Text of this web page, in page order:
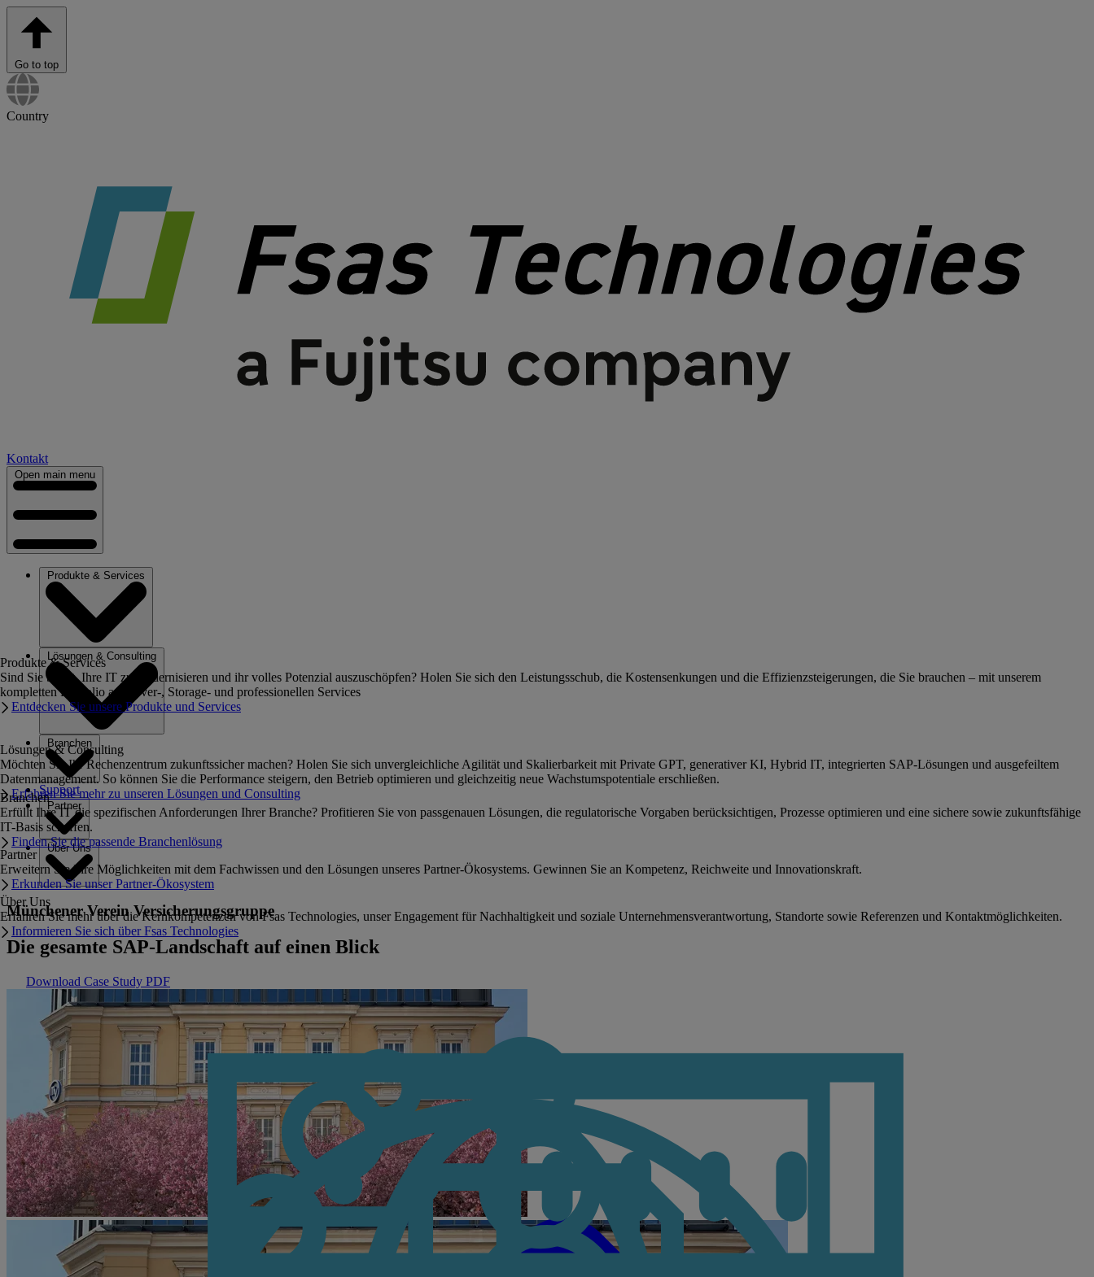
Go to top
Country
Kontakt
Open main menu
Produkte & Services
Lösungen & Consulting
Branchen
Support
Partner
Über Uns
Produkte & Services
Sind Sie bereit, Ihre IT zu modernisieren und ihr volles Potenzial auszuschöpfen? Holen Sie sich den Leistungsschub, die Kostensenkungen und die Effizienzsteigerungen, die Sie brauchen – mit unserem
kompletten Portfolio an Server-, Storage- und professionellen Services
Entdecken Sie unsere Produkte und Services
Lösungen & Consulting
Möchten Sie Ihr Rechenzentrum zukunftssicher machen? Holen Sie sich unvergleichliche Agilität und Skalierbarkeit mit Private GPT, generativer KI, Hybrid IT, integrierten SAP-Lösungen und ausgefeiltem
Datenmanagement. So können Sie die Performance steigern, den Betrieb optimieren und gleichzeitig neue Wachstumspotentiale erschließen.
Erfahren Sie mehr zu unseren Lösungen und Consulting
Branchen
Erfüllt Ihre IT die spezifischen Anforderungen Ihrer Branche? Profitieren Sie von passgenauen Lösungen, die regulatorische Vorgaben berücksichtigen, Prozesse optimieren und eine sichere sowie zukunftsfähige
IT-Basis schaffen.
Finden Sie die passende Branchenlösung
Partner
Erweitern Sie Ihre Möglichkeiten mit dem Fachwissen und den Lösungen unseres Partner-Ökosystems. Gewinnen Sie an Kompetenz, Reichweite und Innovationskraft.
Erkunden Sie unser Partner-Ökosystem
Über Uns
Erfahren Sie mehr über die Kernkompetenzen von Fsas Technologies, unser Engagement für Nachhaltigkeit und soziale Unternehmensverantwortung, Standorte sowie Referenzen und Kontaktmöglichkeiten.
Informieren Sie sich über Fsas Technologies
Münchener Verein Versicherungsgruppe
Die gesamte SAP-Landschaft auf einen Blick
Download Case Study PDF